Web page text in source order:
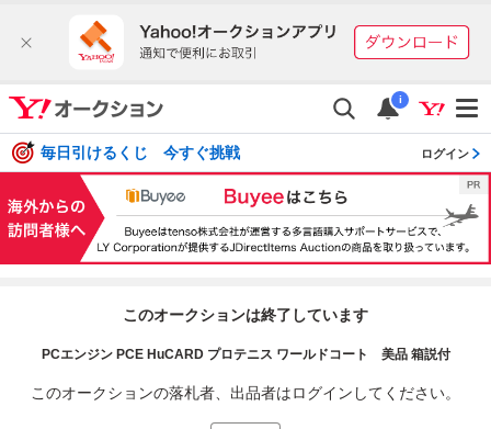
i
毎日引けるくじ 今すぐ挑戦 ログイン
このオークションは終了しています
PCエンジン PCE HuCARD プロテニス ワールドコート 美品 箱説付
このオークションの落札者、出品者はログインしてください。